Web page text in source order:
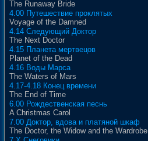
The Runaway Bride
4.00 Путешествие проклятых
Voyage of the Damned
4.14 Следующий Доктор
The Next Doctor
4.15 Планета мертвецов
Planet of the Dead
4.16 Воды Марса
The Waters of Mars
4.17-4.18 Конец времени
The End of Time
6.00 Рождественская песнь
A Christmas Carol
7.00 Доктор, вдова и платяной шкаф
The Doctor, the Widow and the Wardrobe